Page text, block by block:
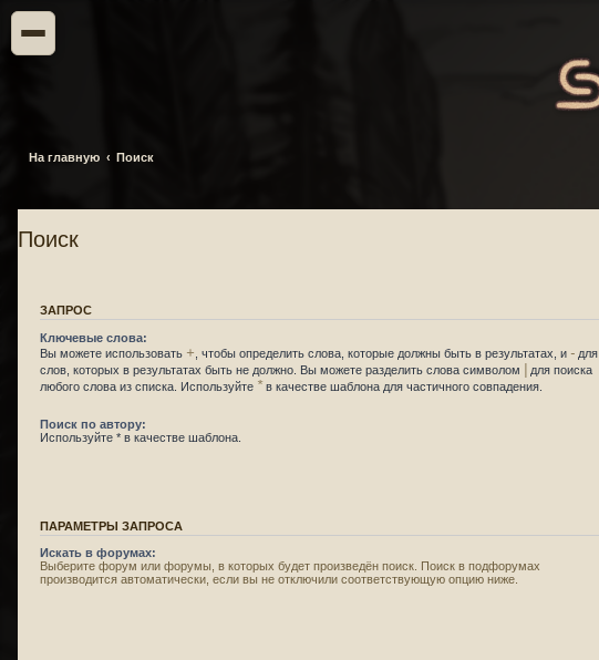
На главную Поиск
Поиск
ЗАПРОС
Ключевые слова:
Вы можете использовать + , чтобы определить слова, которые должны быть в результатах, и - для
слов, которых в результатах быть не должно. Вы можете разделить слова символом | для поиска
любого слова из списка. Используйте *в качестве шаблона для частичного совпадения.
Поиск по автору:
Используйте * в качестве шаблона.
ПАРАМЕТРЫ ЗАПРОСА
Искать в форумах:
Выберите форум или форумы, в которых будет произведён поиск. Поиск в подфорумах
производится автоматически, если вы не отключили соответствующую опцию ниже.